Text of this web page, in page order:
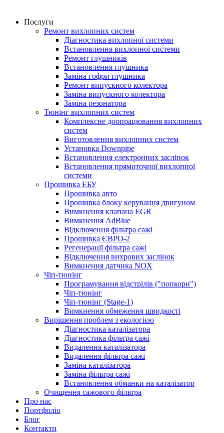
Послуги
Ремонт вихлопних систем
Діагностика вихлопної системи
Встановлення вихлопної системи
Ремонт глушників
Встановлення глушника
Заміна гофри глушника
Ремонт випускного колектора
Заміна випускного колектора
Заміна резонатора
Тюнінг вихлопних систем
Комплексне доопрацювання вихлопних
систем
Виготовлення вихлопних систем
Установка Downpipe
Встановлення електронних заслінок
Встановлення прямоточної вихлопної
системи
Прошивка ЕБУ
Прошивка авто
Прошивка блоку керування двигуном
Вимкнення клапана EGR
Вимкнення AdBlue
Відключення фільтра сажі
Прошивка ЄВРО-2
Регенерації фільтра сажі
Відключення вихрових заслінок
Вимкнення датчика NOX
Чіп-тюнінг
Програмування відстрілів ("попкорн")
Чіп-тюнінг
Чіп-тюнінг (Stage-1)
Вимкнення обмеження швидкості
Вирішення проблем з екологією
Діагностика каталізатора
Діагностика фільтра сажі
Видалення каталізатора
Видалення фільтра сажі
Заміна каталізатора
Заміна фільтра сажі
Встановлення обманки на каталізатор
Очищення сажового фільтра
Про нас
Портфоліо
Блог
Контакти